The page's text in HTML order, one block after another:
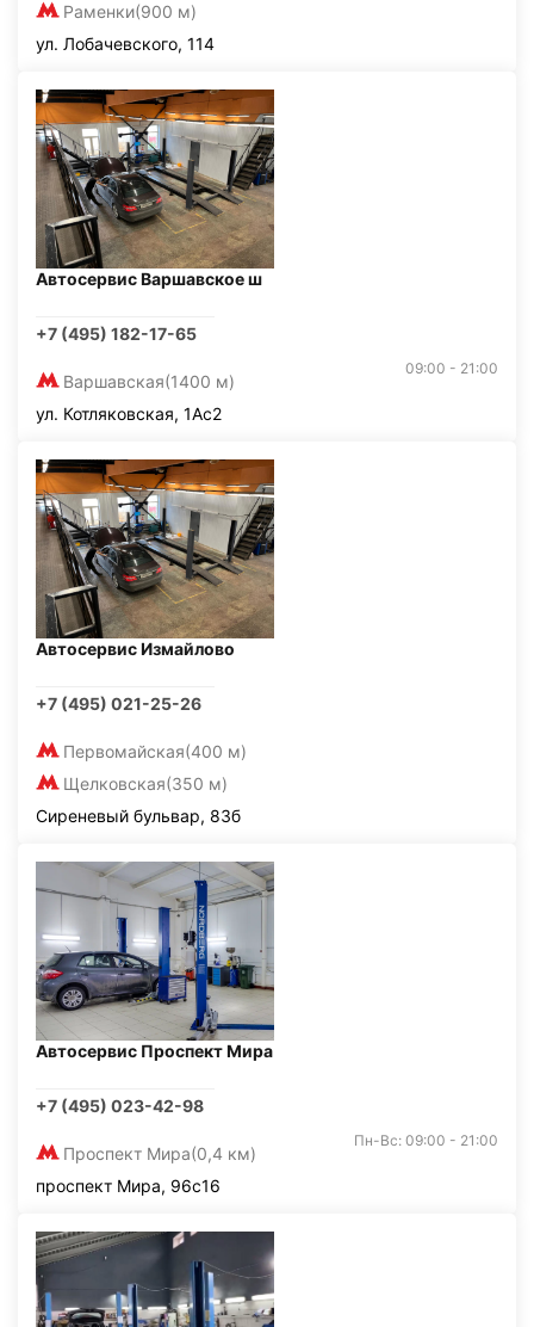
Раменки(900 м)
ул. Лобачевского, 114
Автосервис Варшавское ш
+7 (495) 182-17-65
Варшавская(1400 м)
09:00 - 21:00
ул. Котляковская, 1Ас2
Автосервис Измайлово
+7 (495) 021-25-26
Первомайская(400 м)
Щелковская(350 м)
Сиреневый бульвар, 83б
Автосервис Проспект Мира
+7 (495) 023-42-98
Проспект Мира(0,4 км)
Пн-Вс: 09:00 - 21:00
проспект Мира, 96с16